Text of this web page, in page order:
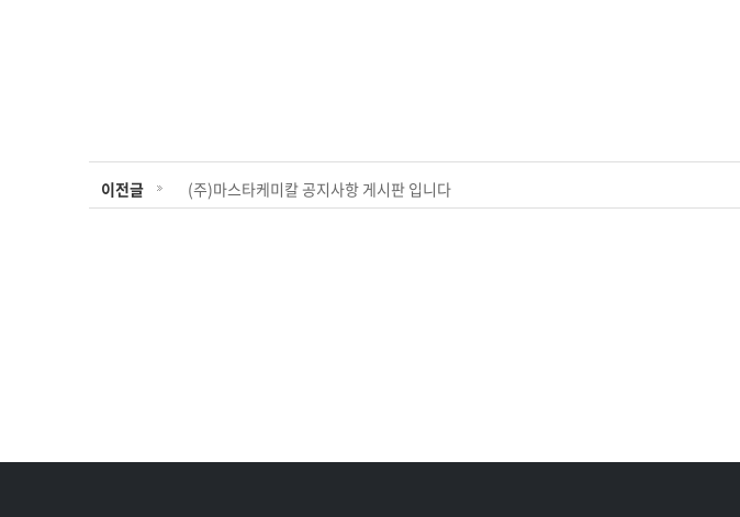
이전글 (주)마스타케미칼 공지사항 게시판 입니다